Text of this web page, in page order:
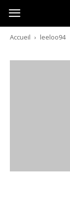
Australia-
australie.com
Accueil leeloo94